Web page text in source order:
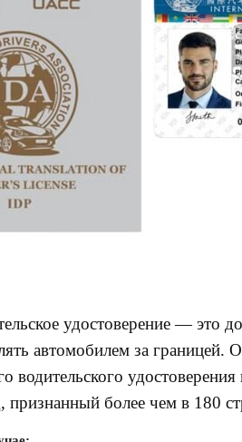
удостоверение — это
автомобилем за границей.
водительского удостоверения
признанный более чем в 180